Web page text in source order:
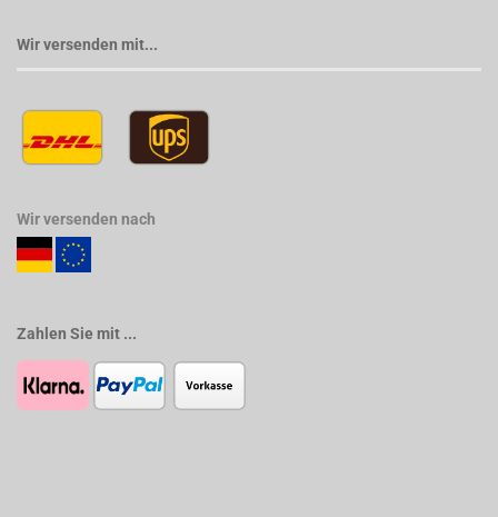
Wir versenden mit...
Wir versenden nach
Zahlen Sie mit ...